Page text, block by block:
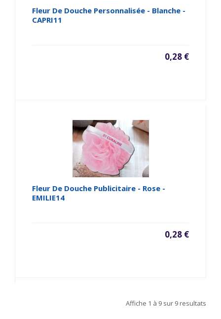
Fleur De Douche Personnalisée - Blanche -
CAPRI11
0,28 €
Fleur De Douche Publicitaire - Rose -
EMILIE14
0,28 €
Affiche 1 à 9 sur 9 resultats